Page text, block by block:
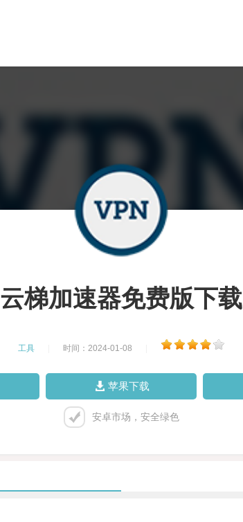
云梯加速器免费版下载
工具 时间：2024-01-08
苹果下载
安卓市场，安全绿色